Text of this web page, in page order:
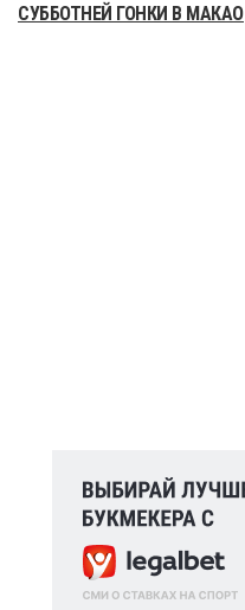
СУББОТНЕЙ ГОНКИ В МАКАО